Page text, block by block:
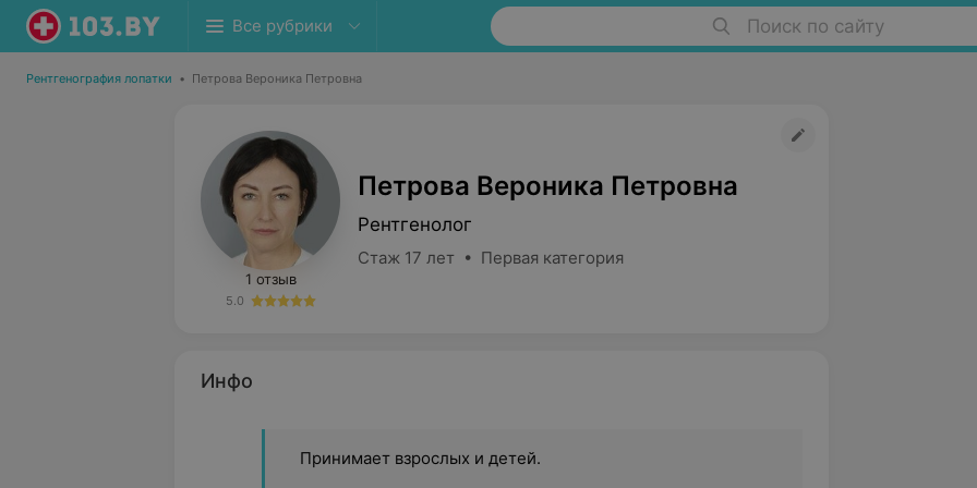
Все рубрики Поиск по сайту
Рентгенография лопатки • Петрова Вероника Петровна
1 отзыв
5.0
Петрова Вероника Петровна
Рентгенолог
Стаж 17 лет • Первая категория
Инфо
Принимает взрослых и детей.